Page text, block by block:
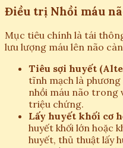
Điều trị Nhồi máu
Mục tiêu chính là tái
lưu lượng máu lên não
Tiêu sợi huyết
tĩnh mạch là
nhồi máu não trong
triệu chứng.
Lấy huyết khối cơ
huyết khối lớn hoặc
huyết, thủ thuật lấy